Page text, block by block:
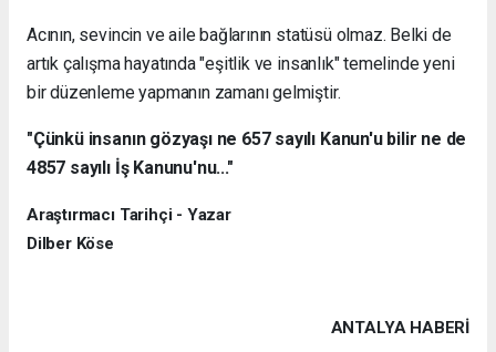
Acının, sevincin ve aile bağlarının statüsü olmaz. Belki de
artık çalışma hayatında "eşitlik ve insanlık" temelinde yeni
bir düzenleme yapmanın zamanı gelmiştir.
"Çünkü insanın gözyaşı ne 657 sayılı Kanun'u bilir ne de
4857 sayılı İş Kanunu'nu..."
Araştırmacı Tarihçi - Yazar
Dilber Köse
ANTALYA HABERİ